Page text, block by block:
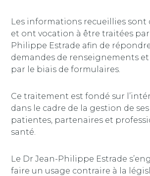
Les informations recueillies
et ont vocation à être traitées
Philippe Estrade afin de
demandes de renseignements et
par le biais de formulaires.
Ce traitement est fondé sur
dans le cadre de la gestion de
patientes, partenaires et
santé.
Le Dr Jean-Philippe Estrade
faire un usage contraire à la